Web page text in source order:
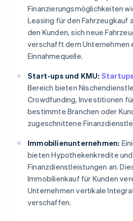
Finanzierungsmöglichkeiten
Leasing für den Fahrzeugkauf
den Kunden, sich neue
verschafft dem Unternehmen
Einnahmequelle.
Start-ups und KMU: Startups
Bereich bieten
Crowdfunding, Investitionen
bestimmte Branchen oder
zugeschnittene
Immobilienunternehmen:
bieten Hypothekenkredite
Finanzdienstleistungen an.
Immobilienkauf für Kunden
Unternehmen vertikale
verschaffen.